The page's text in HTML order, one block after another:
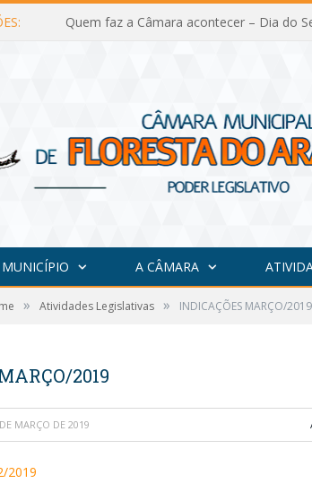
Quem faz a Câmara acontecer – Dia do
A CÂMARA
» Atividades Legislativas » INDICAÇÕES MARÇO/2019
2019
MARÇO DE 2019
2019